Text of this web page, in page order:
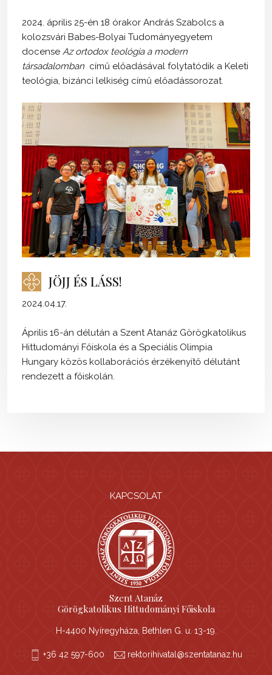
2024. április 25-én 18 órakor András Szabolcs a
kolozsvári Babes-Bolyai Tudományegyetem
docense Az ortodox teológia a modern
társadalomban című előadásával folytatódik a Keleti
teológia, bizánci lelkiség című előadássorozat.
JÖJJ ÉS LÁSS!
2024.04.17.
Április 16-án délután a Szent Atanáz Görögkatolikus
Hittudományi Főiskola és a Speciális Olimpia
Hungary közös kollaborációs érzékenyítő délutánt
rendezett a főiskolán.
KAPCSOLAT
Szent Atanáz
Görögkatolikus Hittudományi Főiskola
H-4400 Nyíregyháza, Bethlen G. u. 13-19.
+36 42 597-600 rektorihivatal@szentatanaz.hu